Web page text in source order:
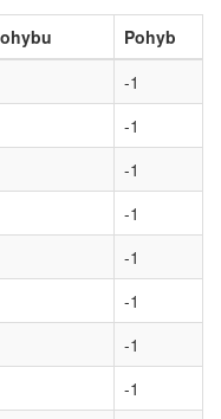
Pohyb
-1
-1
-1
-1
-1
-1
-1
-1